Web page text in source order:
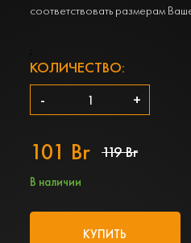
соответствовать размерам
КОЛИЧЕСТВО:
-
+
101 Br 119 Br
В наличии
КУПИТЬ